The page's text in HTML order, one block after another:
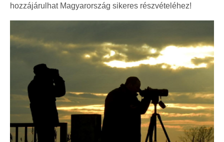
hozzájárulhat Magyarország sikeres részvételéhez!